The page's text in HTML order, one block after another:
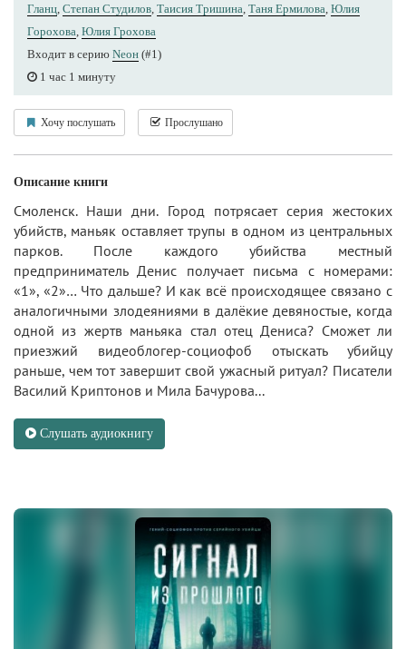
Гланц Степан Студилов Таисия Тришина Таня Ермилова Юлия
Горохова Юлия Грохова
Входит в серию Nеон (#1)
1 час 1 минуту
Хочу послушать Прослушано
Описание книги
Смоленск. Наши дни. Город потрясает серия жестоких
убийств, маньяк оставляет трупы в одном из центральных
парков. После каждого убийства местный
предприниматель Денис получает письма с номерами:
«1», «2»… Что дальше? И как всё происходящее связано с
аналогичными злодеяниями в далёкие девяностые, когда
одной из жертв маньяка стал отец Дениса? Сможет ли
приезжий видеоблогер-социофоб отыскать убийцу
раньше, чем тот завершит свой ужасный ритуал? Писатели
Василий Криптонов и Мила Бачурова...
Слушать аудиокнигу